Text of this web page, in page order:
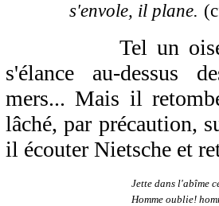
s'envole, il plane.
Tel un
s'élance au-dessus
mers... Mais il
lâché, par précaution,
il écouter Nietsche et
Jette dans l'abîme
Homme oublie!